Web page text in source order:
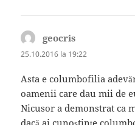
geocris
25.10.2016 la 19:22
Asta e columbofilia
oamenii care dau mii de
Nicusor a demonstrat ca
dacă ai cunoștințe